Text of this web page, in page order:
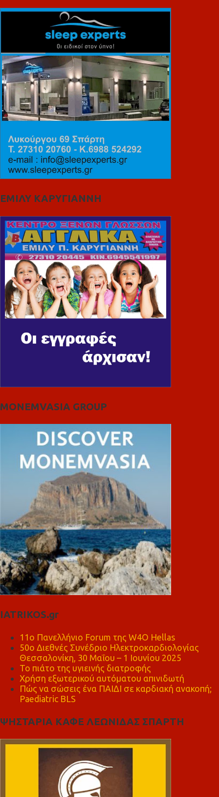
ΕΜΙΛΥ ΚΑΡΥΓΙΑΝΝΗ
MONEMVASIA GROUP
IATRIKOS.gr
11ο Πανελλήνιο Forum της W4O Hellas
50ο Διεθνές Συνέδριο Ηλεκτροκαρδιολογίας
Θεσσαλονίκη, 30 Μαΐου – 1 Ιουνίου 2025
Το πιάτο της υγιεινής διατροφής
Χρήση εξωτερικού αυτόματου απινιδωτή
Πώς να σώσεις ένα ΠΑΙΔΙ σε καρδιακή ανακοπή;
Paediatric BLS
ΨΗΣΤΑΡΙΑ ΚΑΦΕ ΛΕΩΝΙΔΑΣ ΣΠΑΡΤΗ